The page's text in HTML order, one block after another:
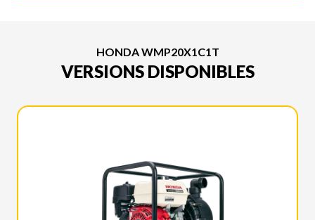
HONDA WMP20X1C1T
VERSIONS DISPONIBLES